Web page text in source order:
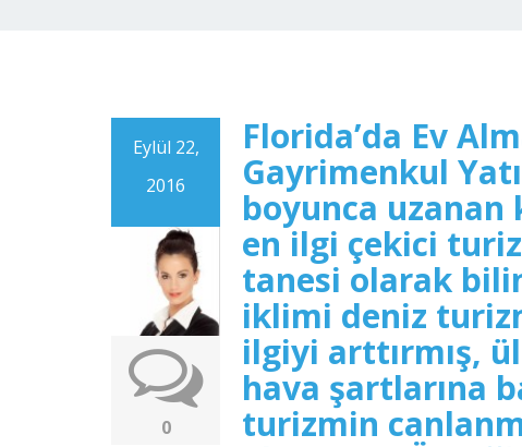
Eylül 22,
2016
0
Florida’da Ev
Gayrimenkul
boyunca uzanan
en ilgi çekici
tanesi olarak
iklimi deniz
ilgiyi arttırmış,
hava şartlarına
turizmin